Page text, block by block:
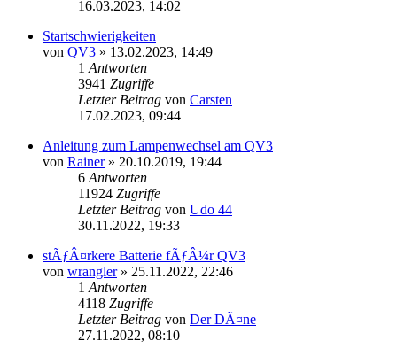
16.03.2023, 14:02
Startschwierigkeiten
von QV3 » 13.02.2023, 14:49
1 Antworten
3941 Zugriffe
Letzter Beitrag von Carsten
17.02.2023, 09:44
Anleitung zum Lampenwechsel am QV3
von Rainer» 20.10.2019, 19:44
6 Antworten
11924 Zugriffe
Letzter Beitrag von Udo 44
30.11.2022, 19:33
stÃƒÂ¤rkere Batterie fÃƒÂ¼r QV3
von wrangler» 25.11.2022, 22:46
1 Antworten
4118 Zugriffe
Letzter Beitrag von Der DÃ¤ne
27.11.2022, 08:10